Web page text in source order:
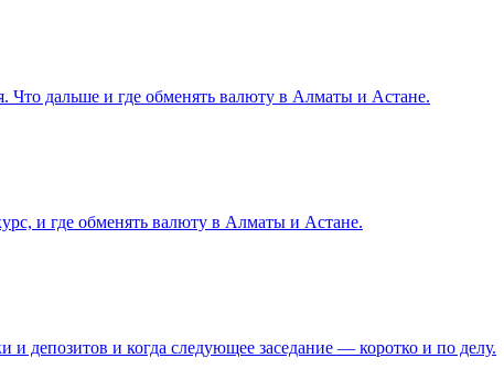
Что дальше и где обменять валюту в Алматы и Астане.
и где обменять валюту в Алматы и Астане.
депозитов и когда следующее заседание — коротко и по делу.